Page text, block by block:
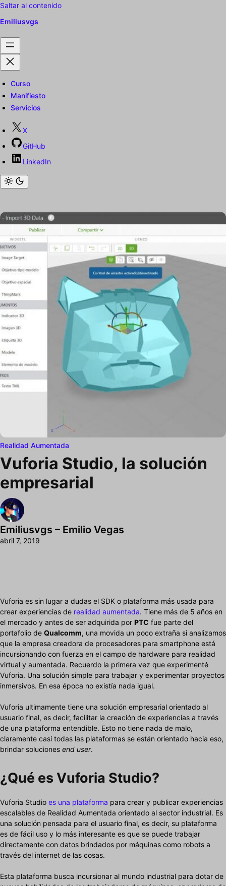
Saltar al contenido
Emiliusvgs
Curso
Manifiesto
Servicios
X
GitHub
LinkedIn
Realidad Aumentada
Vuforia Studio, la solución
empresarial
Emiliusvgs – Emilio Vegas
abril 7, 2019
Vuforia es sin lugar a dudas el SDK o plataforma más usada para
crear experiencias de realidad aumentada. Tiene más de 5 años en
el mercado y antes de ser adquirida por PTC fue parte del
portafolio de Qualcomm, una movida un poco extraña si analizamos
que la empresa creadora de procesadores para smartphone está
incursionando con fuerza en el campo de hardware para realidad
virtual y aumentada. Recuerdo la primera vez que experimenté
Vuforia. Una solución simple para trabajar y experimentar proyectos
inmersivos. En esa época no existía nada igual.
Vuforia ultimamente tiene una solución empresarial orientado al
usuario final, es decir, facilitar la creación de experiencias a través
de una plataforma entendible. Esto no tiene nada de malo,
claramente casi todas las plataformas se están orientado hacia eso,
brindar soluciones end user.
¿Qué es Vuforia Studio?
Vuforia Studio es una plataforma para crear y publicar experiencias
escalables de Realidad Aumentada orientado al sector industrial. Es
una solución pensada para el usuario final, es decir, su plataforma
es de fácil uso y lo más interesante es que se puede trabajar
directamente con datos brindados por máquinas como robots a
través del internet de las cosas.
Esta plataforma busca incursionar al mundo industrial para dotar de